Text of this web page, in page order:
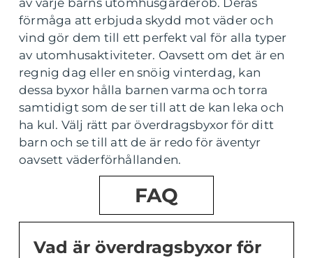
förmåga att erbjuda skydd mot väder och
vind gör dem till ett perfekt val för alla typer
av utomhusaktiviteter. Oavsett om det är en
regnig dag eller en snöig vinterdag, kan
dessa byxor hålla barnen varma och torra
samtidigt som de ser till att de kan leka och
ha kul. Välj rätt par överdragsbyxor för ditt
barn och se till att de är redo för äventyr
oavsett väderförhållanden.
FAQ
Vad är överdragsbyxor för